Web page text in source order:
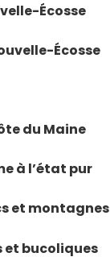
Écosse
Écosse
du Maine
à l’état pur
et montagnes
et bucoliques